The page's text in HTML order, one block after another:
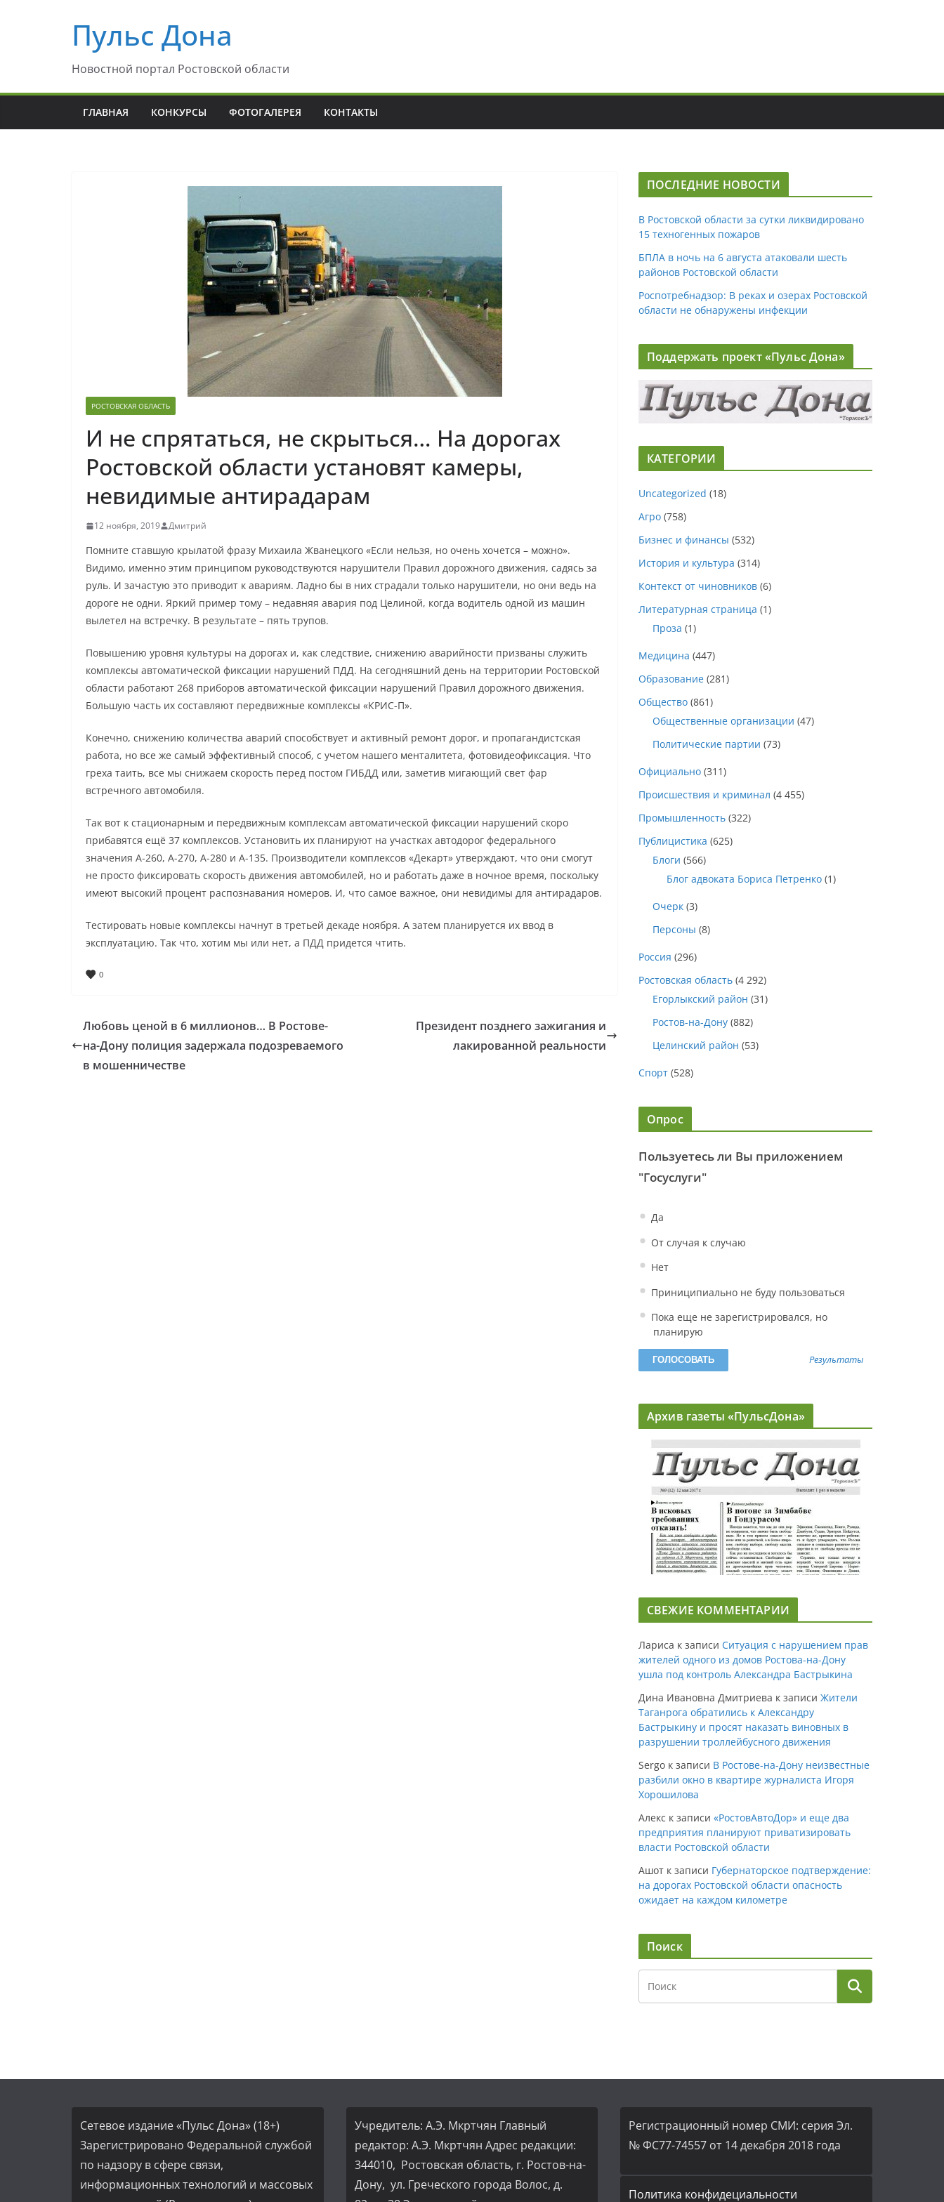
содержимомуПульс Дона
Новостной портал Ростовской области
ГЛАВНАЯ КОНКУРСЫ ФОТОГАЛЕРЕЯ КОНТАКТЫ
РОСТОВСКАЯ ОБЛАСТЬ
И не спрятаться, не скрыться… На дорогах
Ростовской области установят камеры,
невидимые антирадарам
12 ноября, 2019 Дмитрий
Помните ставшую крылатой фразу Михаила Жванецкого «Если нельзя, но очень хочется – можно».
Видимо, именно этим принципом руководствуются нарушители Правил дорожного движения, садясь за
руль. И зачастую это приводит к авариям. Ладно бы в них страдали только нарушители, но они ведь на
дороге не одни. Яркий пример тому – недавняя авария под Целиной, когда водитель одной из машин
вылетел на встречку. В результате – пять трупов.
Повышению уровня культуры на дорогах и, как следствие, снижению аварийности призваны служить
комплексы автоматической фиксации нарушений ПДД. На сегодняшний день на территории Ростовской
области работают 268 приборов автоматической фиксации нарушений Правил дорожного движения.
Большую часть их составляют передвижные комплексы «КРИС-П».
Конечно, снижению количества аварий способствует и активный ремонт дорог, и пропагандистская
работа, но все же самый эффективный способ, с учетом нашего менталитета, фотовидеофиксация. Что
греха таить, все мы снижаем скорость перед постом ГИБДД или, заметив мигающий свет фар
встречного автомобиля.
Так вот к стационарным и передвижным комплексам автоматической фиксации нарушений скоро
прибавятся ещё 37 комплексов. Установить их планируют на участках автодорог федерального
значения А-260, А-270, А-280 и А-135. Производители комплексов «Декарт» утверждают, что они смогут
не просто фиксировать скорость движения автомобилей, но и работать даже в ночное время, поскольку
имеют высокий процент распознавания номеров. И, что самое важное, они невидимы для антирадаров.
Тестировать новые комплексы начнут в третьей декаде ноября. А затем планируется их ввод в
эксплуатацию. Так что, хотим мы или нет, а ПДД придется чтить.
0
Любовь ценой в 6 миллионов… В Ростове-
на-Дону полиция задержала подозреваемого
в мошенничестве
Президент позднего зажигания и
лакированной реальности
ПОСЛЕДНИЕ НОВОСТИ
В Ростовской области за сутки ликвидировано
15 техногенных пожаров
БПЛА в ночь на 6 августа атаковали шесть
районов Ростовской области
Роспотребнадзор: В реках и озерах Ростовской
области не обнаружены инфекции
Поддержать проект «Пульс Дона»
КАТЕГОРИИ
Uncategorized (18)
Агро (758)
Бизнес и финансы (532)
История и культура (314)
Контекст от чиновников (6)
Литературная страница (1)
Проза (1)
Медицина (447)
Образование (281)
Общество (861)
Общественные организации (47)
Политические партии (73)
Официально (311)
Происшествия и криминал (4 455)
Промышленность (322)
Публицистика (625)
Блоги (566)
Блог адвоката Бориса Петренко (1)
Очерк (3)
Персоны (8)
Россия (296)
Ростовская область (4 292)
Егорлыкский район (31)
Ростов-на-Дону (882)
Целинский район (53)
Спорт (528)
Опрос
Пользуетесь ли Вы приложением
"Госуслуги"
Да
От случая к случаю
Нет
Приниципиально не буду пользоваться
Пока еще не зарегистрировался, но
планирую
Результаты
Архив газеты «ПульсДона»
СВЕЖИЕ КОММЕНТАРИИ
Лариса к записи Ситуация с нарушением прав
жителей одного из домов Ростова-на-Дону
ушла под контроль Александра Бастрыкина
Дина Ивановна Дмитриева к записи Жители
Таганрога обратились к Александру
Бастрыкину и просят наказать виновных в
разрушении троллейбусного движения
Sergo к записи В Ростове-на-Дону неизвестные
разбили окно в квартире журналиста Игоря
Хорошилова
Алекс к записи «РостовАвтоДор» и еще два
предприятия планируют приватизировать
власти Ростовской области
Ашот к записи Губернаторское подтверждение:
на дорогах Ростовской области опасность
ожидает на каждом километре
Поиск
Сетевое издание «Пульс Дона» (18+)
Зарегистрировано Федеральной службой
по надзору в сфере связи,
информационных технологий и массовых
Учредитель: А.Э. Мкртчян Главный
редактор: А.Э. Мкртчян Адрес редакции:
344010, Ростовская область, г. Ростов-на-
Дону, ул. Греческого города Волос, д.
Регистрационный номер СМИ: серия Эл.
№ ФС77-74557 от 14 декабря 2018 года
Политика конфидециальности